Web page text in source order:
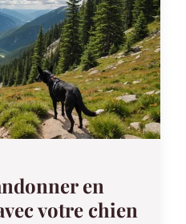
en
votre chien